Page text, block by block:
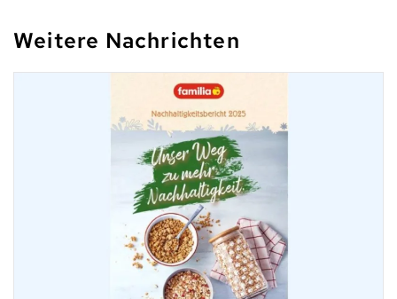
Weitere Nachrichten